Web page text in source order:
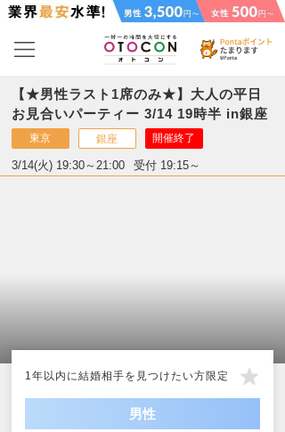
【★男性ラスト1席のみ★】大人の平日
お見合いパーティー 3/14 19時半 in銀座
東京 銀座 開催終了
3/14(火) 19:30～21:00 受付 19:15～
1年以内に結婚相手を見つけたい方限定
男性